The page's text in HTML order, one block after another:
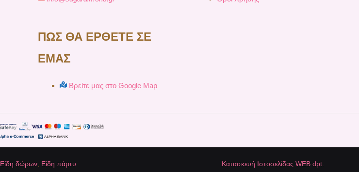
ΠΩΣ ΘΑ ΕΡΘΕΤΕ ΣΕ
ΕΜΑΣ
Βρείτε μας στο Google Map
Είδη δώρων Είδη πάρτυ Κατασκευή Ιστοσελίδας WEB dpt.